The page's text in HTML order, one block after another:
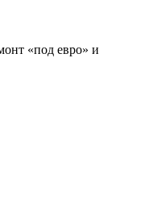
«под евро» и